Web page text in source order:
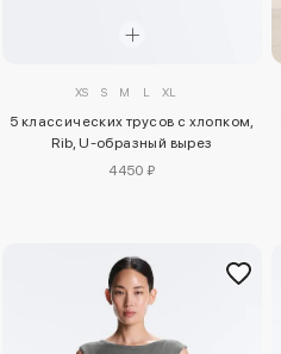
XS S M L XL
5 классических трусов с хлопком,
Rib, U-образный вырез
4450 ₽